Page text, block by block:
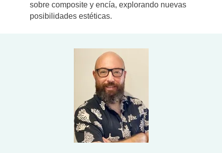
sobre composite y encía, explorando nuevas
posibilidades estéticas.